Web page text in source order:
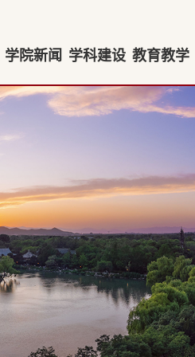
学院新闻 学科建设 教育教学